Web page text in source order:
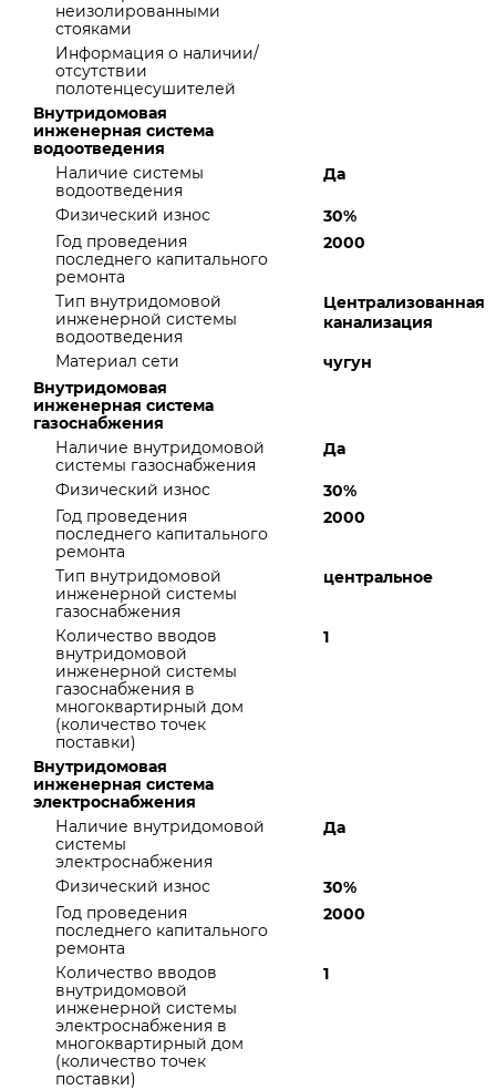
неизолированными
стояками
Информация о наличии/
отсутствии
полотенцесушителей
Внутридомовая
инженерная система
водоотведения
Наличие системы
водоотведения
Да
Физический износ
30%
Год проведения
последнего капитального
ремонта
2000
Тип внутридомовой
инженерной системы
водоотведения
Централизованная
канализация
Материал сети
чугун
Внутридомовая
инженерная система
газоснабжения
Наличие внутридомовой
системы газоснабжения
Да
Физический износ
30%
Год проведения
последнего капитального
ремонта
2000
Тип внутридомовой
инженерной системы
газоснабжения
центральное
Количество вводов
внутридомовой
инженерной системы
газоснабжения в
многоквартирный дом
(количество точек
поставки)
1
Внутридомовая
инженерная система
электроснабжения
Наличие внутридомовой
системы
электроснабжения
Да
Физический износ
30%
Год проведения
последнего капитального
ремонта
2000
Количество вводов
внутридомовой
инженерной системы
электроснабжения в
многоквартирный дом
(количество точек
поставки)
1